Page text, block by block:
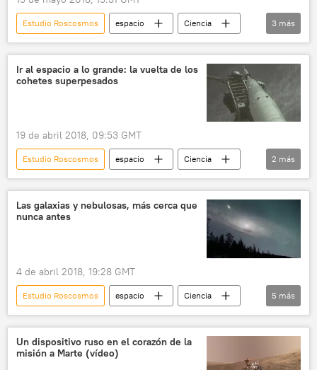
Estudio Roscosmos espacio
Ciencia
Roscosmos
vida extraterrestre
noticias
3 más
Ir al espacio a lo grande: la vuelta de los
cohetes superpesados
19 de abril 2018, 09:53 GMT
Estudio Roscosmos espacio
Ciencia
Roscosmos
noticias
2 más
Las galaxias y nebulosas, más cerca que
nunca antes
4 de abril 2018, 19:28 GMT
Estudio Roscosmos espacio
Ciencia
📹 Videoclub
Roscosmos
galaxia
nebulosa
noticias
5 más
Un dispositivo ruso en el corazón de la
misión a Marte (vídeo)